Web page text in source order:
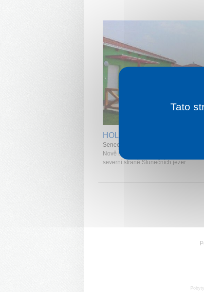
HOLIDAY VILLAGE
Senec
Nově budovaná prázdninová vesnička
severní straně Slunečních jezer.
Tato